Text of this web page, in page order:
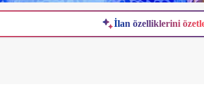
İlan özelliklerini